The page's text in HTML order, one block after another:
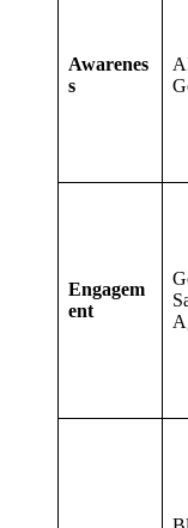
Awarenes
s
Engagem
ent